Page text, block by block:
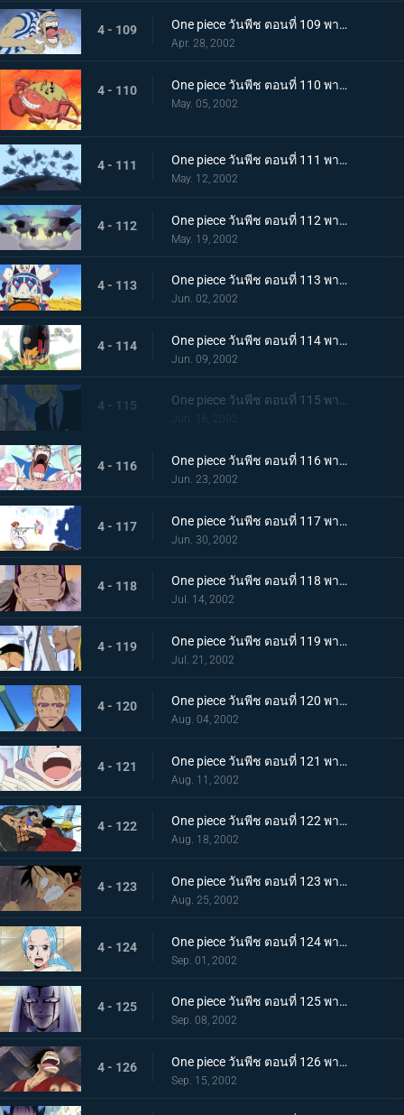
4 - 109 One piece วันพีช ตอนที่ 109 พากย์ไทย กุญแจที่พาไปสู่อิสระ..ลูกบอลเทียนไข
Apr. 28, 2002
4 - 110 One piece วันพีช ตอนที่ 110 พากย์ไทย ศึกชี้ชะตาไร้ความปราณี..ลูฟี่ ปะทะ คร็อกโคไดล์
May. 05, 2002
4 - 111 One piece วันพีช ตอนที่ 111 พากย์ไทย มุ่งหน้าไปสู่ปาฏิหาริย์..ดินแดนแห่งสัตว์ป่าอลาบัสต้า
May. 12, 2002
4 - 112 One piece วันพีช ตอนที่ 112 พากย์ไทย คณะปฏิวัติ ปะทะ ทหารรักษาอาณาจักร..ศึกตัดสินที่ "อัลบาน่า"
May. 19, 2002
4 - 113 One piece วันพีช ตอนที่ 113 พากย์ไทย อัลบาน่าตกอยู่ในวิกฤต..ศึกนองเลือดของหัวหน้ากาลู
Jun. 02, 2002
4 - 114 One piece วันพีช ตอนที่ 114 พากย์ไทย สาบานต่อความฝันของเพื่อน..ศึกตัดสินที่เนินตัวตุ่นเมืองเบอร์สี่
Jun. 09, 2002
4 - 115 One piece วันพีช ตอนที่ 115 พากย์ไทย สุดยอดการแสดงวันนี้ มอนตาคิวเลียนแบบ
Jun. 16, 2002
4 - 116 One piece วันพีช ตอนที่ 116 พากย์ไทย แปลงร่างเป็นเพื่อน เพลงหมัดกะเทยของบอนเคร
Jun. 23, 2002
4 - 117 One piece วันพีช ตอนที่ 117 พากย์ไทย ระวังลมหมุนของนามิให้ดี..ระเบิดกระบองคุริมะ
Jun. 30, 2002
4 - 118 One piece วันพีช ตอนที่ 118 พากย์ไทย ความลับที่สืบทอดกันมาในหมู่ราชา อาวุธโบราณ "พูลตัน"
Jul. 14, 2002
4 - 119 One piece วันพีช ตอนที่ 119 พากย์ไทย ความลับของความจริง..ลมหายใจของสรรพสิ่งและพลังที่ตัดเหล็ก
Jul. 21, 2002
4 - 120 One piece วันพีช ตอนที่ 120 พากย์ไทย การต่อสู้สิ้นสุดลง โคซ่ายอมยกธงขาว!
Aug. 04, 2002
4 - 121 One piece วันพีช ตอนที่ 121 พากย์ไทย หนทางแห่งเสียงของวีวี่ วีรสตรีร่ายรำลงมาแล้ว
Aug. 11, 2002
4 - 122 One piece วันพีช ตอนที่ 122 พากย์ไทย ศึกตัดสินครั้งที่ 2 จระเข้ทราย ปะทะ ลูฟี่ร่างน้ำ
Aug. 18, 2002
4 - 123 One piece วันพีช ตอนที่ 123 พากย์ไทย ไอ้จระเข้โฉด ลูฟี่มุ่งหน้าไปสู่สุสานของราชวงศ์สิ
Aug. 25, 2002
4 - 124 One piece วันพีช ตอนที่ 124 พากย์ไทย บุกสู่ช่วงเวลาแห่งฝันร้าย ที่นี่คือฐานทัพลับของกลุ่มเม็ดทราย!
Sep. 01, 2002
4 - 125 One piece วันพีช ตอนที่ 125 พากย์ไทย ปีกแห่งเกียรติยศ นามของข้าคือทหารรักษาอาณาจักร เปรู!
Sep. 08, 2002
4 - 126 One piece วันพีช ตอนที่ 126 พากย์ไทย ฝ่าไปให้ถึง วันที่ฝนจะตกลงสู่อลาบัสต้า!
Sep. 15, 2002